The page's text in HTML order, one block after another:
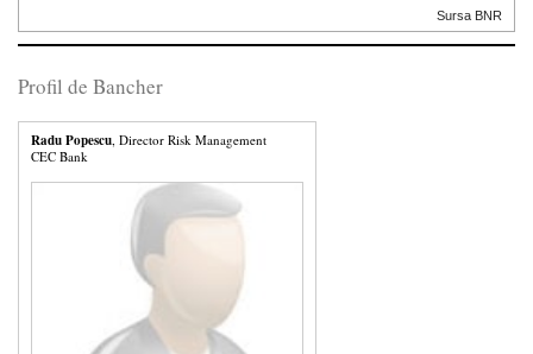
Sursa BNR
Profil de Bancher
Radu Popescu , Director Risk Management
CEC Bank